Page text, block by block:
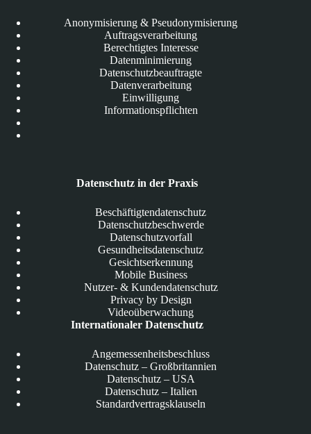
Anonymisierung & Pseudonymisierung
Auftragsverarbeitung
Berechtigtes Interesse
Datenminimierung
Datenschutzbeauftragte
Datenverarbeitung
Einwilligung
Informationspflichten
Datenschutz in der Praxis
Beschäftigtendatenschutz
Datenschutzbeschwerde
Datenschutzvorfall
Gesundheitsdatenschutz
Gesichtserkennung
Mobile Business
Nutzer- & Kundendatenschutz
Privacy by Design
Videoüberwachung
Internationaler Datenschutz
Angemessenheitsbeschluss
Datenschutz – Großbritannien
Datenschutz – USA
Datenschutz – Italien
Standardvertragsklauseln